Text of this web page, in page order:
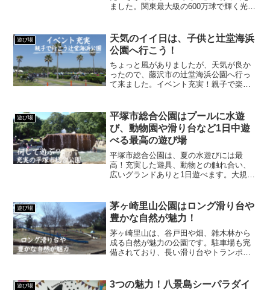
ました。関東最大級の600万球で輝く光の
ミネーション「さがみ湖イルミリオン」
は神奈川県相模原市に...
遊び場
天気のイイ日は、子供と辻堂海浜
公園へ行こう！
ちょっと風がありましたが、天気が良か
ったので、藤沢市の辻堂海浜公園へ行っ
て来ました。イベント充実！親子で楽し
す。夏場はプールもやってますが、普段
でも芝生でボール遊びが出...
遊び場
平塚市総合公園はプールに水遊
び、動物園や滑り台など1日中遊
べる最高の遊び場
平塚市総合公園は、夏の水遊びには最
高！充実した遊具、動物との触れ合い、
広いグランドありと1日遊べます。大規模
遊び場
茅ヶ崎里山公園はロング滑り台や
豊かな自然が魅力！
茅ヶ崎里山は、谷戸田や畑、雑木林から
成る自然が魅力の公園です。駐車場も完
備されており、長い滑り台やトランポリ
のがおすすめ。
遊び場
3つの魅力！八景島シーパラダイ